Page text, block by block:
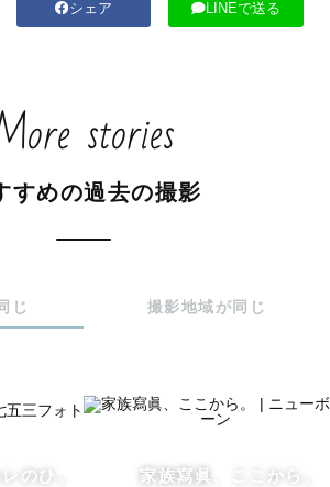
シェア LINEで送る
stories
すめの過去の撮影
じ 撮影地域が同じ
のひ。 家族寫眞、ここから。